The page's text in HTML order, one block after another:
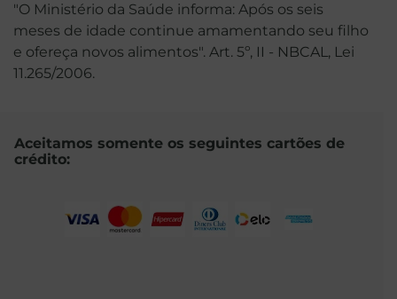
"O Ministério da Saúde informa: Após os seis
meses de idade continue amamentando seu filho
e ofereça novos alimentos". Art. 5º, II - NBCAL, Lei
11.265/2006.
Aceitamos somente os seguintes cartões de
crédito: